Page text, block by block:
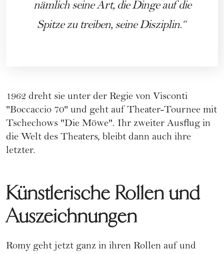
nämlich seine Art, die Dinge auf die
Spitze zu treiben, seine Disziplin.
1962 dreht sie unter der Regie von Visconti
"Boccaccio 70" und geht auf Theater-Tournee mit
Tschechows "Die Möwe". Ihr zweiter Ausflug in
die Welt des Theaters, bleibt dann auch ihre
letzter.
Künstlerische Rollen und
Auszeichnungen
Romy geht jetzt ganz in ihren Rollen auf und